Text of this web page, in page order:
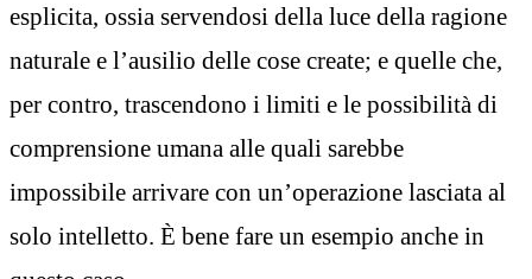
esplicita, ossia servendosi della luce della ragione
naturale e l’ausilio delle cose create; e quelle che,
per contro, trascendono i limiti e le possibilità di
comprensione umana alle quali sarebbe
impossibile arrivare con un’operazione lasciata al
solo intelletto. È bene fare un esempio anche in